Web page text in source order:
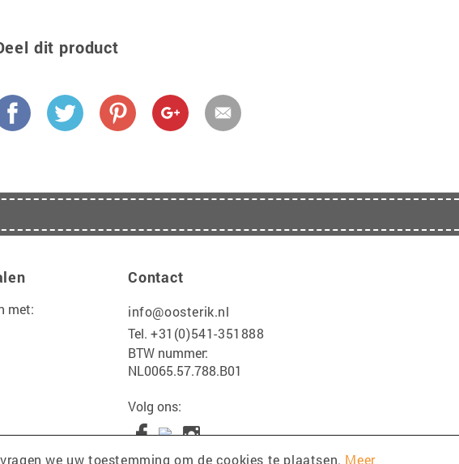
we uw toestemming om de cookies te plaatsen. Meer
dit product
met:
Contact
info@oosterik.nl
Tel. +31(0)541-351888
BTW nummer:
NL0065.57.788.B01
Volg ons: